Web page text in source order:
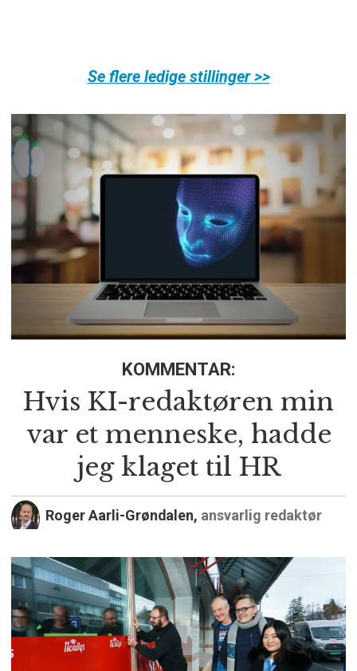
Se flere ledige stillinger >>
KOMMENTAR:
Hvis KI-redaktøren min
var et menneske, hadde
jeg klaget til HR
Roger Aarli-Grøndalen, ansvarlig redaktør